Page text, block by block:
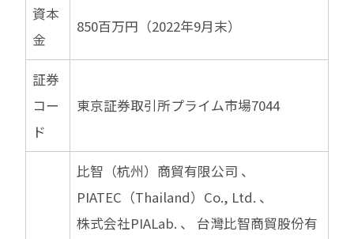
資本
金
850百万円（2022年9月末）
証券
コー
ド
東京証券取引所プライム市場7044
比智（杭州）商貿有限公司 、
PIATEC（Thailand）Co., Ltd. 、
株式会社PIALab. 、 台灣比智商貿股份有